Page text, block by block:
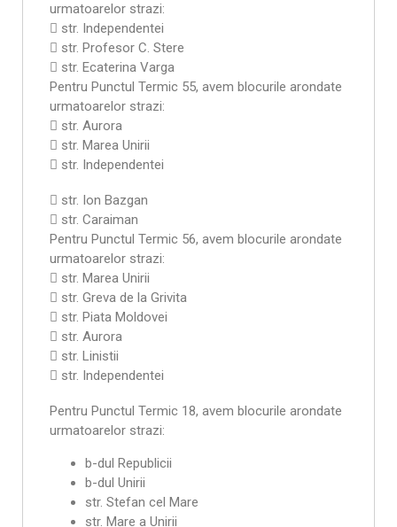
urmatoarelor strazi:
 str. Independentei
 str. Profesor C. Stere
 str. Ecaterina Varga
Pentru Punctul Termic 55, avem blocurile arondate
urmatoarelor strazi:
 str. Aurora
 str. Marea Unirii
 str. Independentei
 str. Ion Bazgan
 str. Caraiman
Pentru Punctul Termic 56, avem blocurile arondate
urmatoarelor strazi:
 str. Marea Unirii
 str. Greva de la Grivita
 str. Piata Moldovei
 str. Aurora
 str. Linistii
 str. Independentei
Pentru Punctul Termic 18, avem blocurile arondate
urmatoarelor strazi:
b-dul Republicii
b-dul Unirii
str. Stefan cel Mare
str. Mare a Unirii